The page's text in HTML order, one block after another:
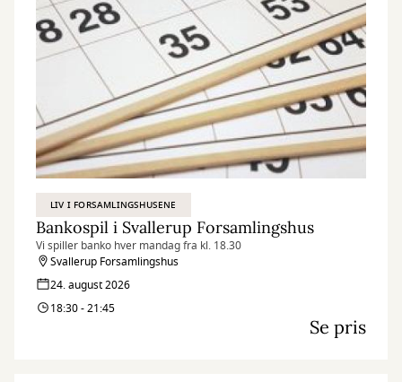
LIV I FORSAMLINGSHUSENE
Bankospil i Svallerup Forsamlingshus
Vi spiller banko hver mandag fra kl. 18.30
Svallerup Forsamlingshus
24. august 2026
18:30 - 21:45
Se pris